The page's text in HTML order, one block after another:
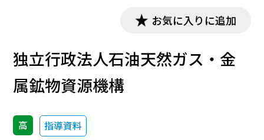
お気に入りに追加
独立行政法人石油天然ガス・金
属鉱物資源機構
高 指導資料